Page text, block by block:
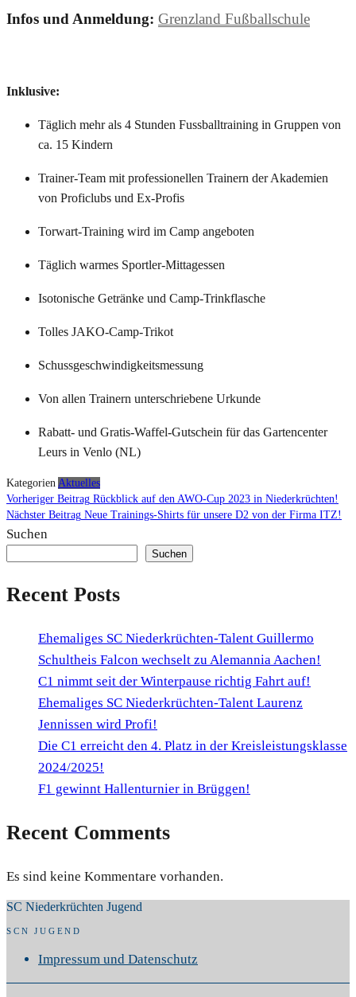
Infos und Anmeldung: Grenzland Fußballschule
Inklusive:
Täglich mehr als 4 Stunden Fussballtraining in Gruppen von
ca. 15 Kindern
Trainer-Team mit professionellen Trainern der Akademien
von Proficlubs und Ex-Profis
Torwart-Training wird im Camp angeboten
Täglich warmes Sportler-Mittagessen
Isotonische Getränke und Camp-Trinkflasche
Tolles JAKO-Camp-Trikot
Schussgeschwindigkeitsmessung
Von allen Trainern unterschriebene Urkunde
Rabatt- und Gratis-Waffel-Gutschein für das Gartencenter
Leurs in Venlo (NL)
Kategorien Aktuelles
Beitragsnavigation
Vorheriger Beitrag Rückblick auf den AWO-Cup 2023 in Niederkrüchten!
Nächster Beitrag Neue Trainings-Shirts für unsere D2 von der Firma ITZ!
Suchen
Suchen
Recent Posts
Ehemaliges SC Niederkrüchten-Talent Guillermo
Schultheis Falcon wechselt zu Alemannia Aachen!
C1 nimmt seit der Winterpause richtig Fahrt auf!
Ehemaliges SC Niederkrüchten-Talent Laurenz
Jennissen wird Profi!
Die C1 erreicht den 4. Platz in der Kreisleistungsklasse
2024/2025!
F1 gewinnt Hallenturnier in Brüggen!
Recent Comments
Es sind keine Kommentare vorhanden.
SC Niederkrüchten Jugend
SCN JUGEND
Impressum und Datenschutz